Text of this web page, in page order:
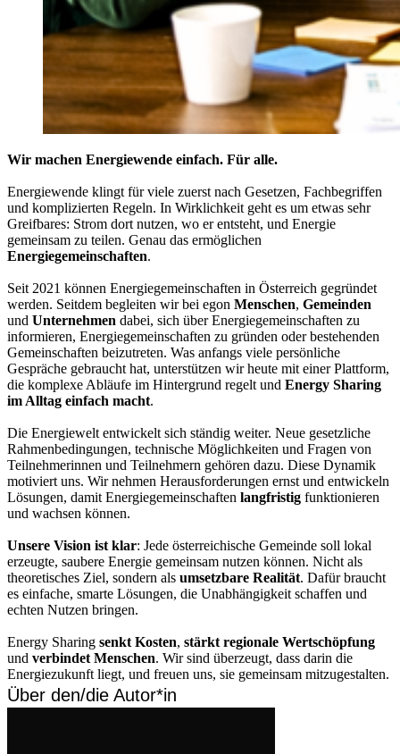
Wir machen Energiewende einfach. Für alle.
Energiewende klingt für viele zuerst nach Gesetzen, Fachbegriffen
und komplizierten Regeln. In Wirklichkeit geht es um etwas sehr
Greifbares: Strom dort nutzen, wo er entsteht, und Energie
gemeinsam zu teilen. Genau das ermöglichen
Energiegemeinschaften.
Seit 2021 können Energiegemeinschaften in Österreich gegründet
werden. Seitdem begleiten wir bei egon Menschen, Gemeinden
und Unternehmen dabei, sich über Energiegemeinschaften zu
informieren, Energiegemeinschaften zu gründen oder bestehenden
Gemeinschaften beizutreten. Was anfangs viele persönliche
Gespräche gebraucht hat, unterstützen wir heute mit einer Plattform,
die komplexe Abläufe im Hintergrund regelt und Energy Sharing
im Alltag einfach macht.
Die Energiewelt entwickelt sich ständig weiter. Neue gesetzliche
Rahmenbedingungen, technische Möglichkeiten und Fragen von
Teilnehmerinnen und Teilnehmern gehören dazu. Diese Dynamik
motiviert uns. Wir nehmen Herausforderungen ernst und entwickeln
Lösungen, damit Energiegemeinschaften langfristig funktionieren
und wachsen können.
Unsere Vision ist klar: Jede österreichische Gemeinde soll lokal
erzeugte, saubere Energie gemeinsam nutzen können. Nicht als
theoretisches Ziel, sondern als umsetzbare Realität. Dafür braucht
es einfache, smarte Lösungen, die Unabhängigkeit schaffen und
echten Nutzen bringen.
Energy Sharing senkt Kosten, stärkt regionale Wertschöpfung
und verbindet Menschen. Wir sind überzeugt, dass darin die
Energiezukunft liegt, und freuen uns, sie gemeinsam mitzugestalten.
Über den/die Autor*in